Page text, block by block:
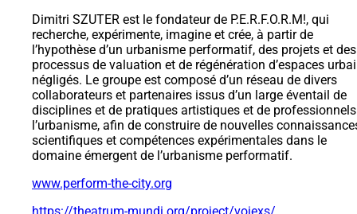
Dimitri SZUTER est le fondateur de P.E.R.F.O.R.M!, qui
recherche, expérimente, imagine et crée, à partir de
l’hypothèse d’un urbanisme performatif, des projets et des
processus de valuation et de régénération d’espaces
négligés. Le groupe est composé d’un réseau de divers
collaborateurs et partenaires issus d’un large éventail de
disciplines et de pratiques artistiques et de
l’urbanisme, afin de construire de nouvelles
scientifiques et compétences expérimentales dans le
domaine émergent de l’urbanisme performatif.
www.perform-the-city.org